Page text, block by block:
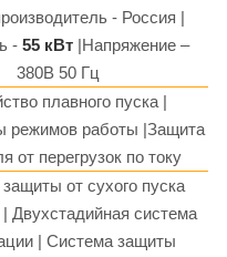
- Россия |
- 55 кВт|Напряжение –
380В 50 Гц
плавного пуска |
режимов работы |Защита
от перегрузок по току
от сухого пуска
Двухстадийная система
| Система защиты